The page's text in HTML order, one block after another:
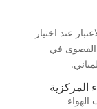
عند اختيار
القصوى في
المركزية
الهواء